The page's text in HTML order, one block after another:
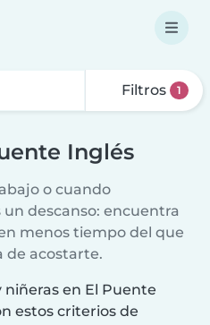
Filtros 1
Inglés
o cuando
descanso: encuentra
menos tiempo del que
de acostarte.
en El Puente
estos criterios de